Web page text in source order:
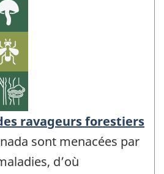
ravageurs forestiers
sont menacées par
d’où